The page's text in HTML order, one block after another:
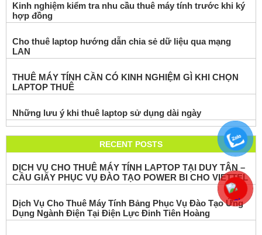
Kinh nghiệm kiểm tra nhu cầu thuê máy tính trước khi ký
hợp đồng
Cho thuê laptop hướng dẫn chia sẻ dữ liệu qua mạng
LAN
THUÊ MÁY TÍNH CẦN CÓ KINH NGHIỆM GÌ KHI CHỌN
LAPTOP THUÊ
Những lưu ý khi thuê laptop sử dụng dài ngày
RECENT POSTS
DỊCH VỤ CHO THUÊ MÁY TÍNH LAPTOP TẠI DUY TÂN –
CẦU GIẤY PHỤC VỤ ĐÀO TẠO POWER BI CHO VIETTEL
Dịch Vụ Cho Thuê Máy Tính Bảng Phục Vụ Đào Tạo Ứng
Dụng Ngành Điện Tại Điện Lực Đinh Tiên Hoàng